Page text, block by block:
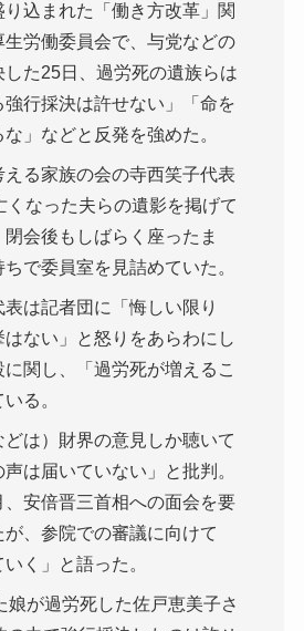
り込まれた「働き方改革」関
労働委員会で、与党などの
た25日、過労死の遺族らは
強行採決は許せない」「命を
」などと反発を強めた。
る家族の会の寺西笑子代表
くなった夫らの遺影を掲げて
会後もしばらく座ったま
で委員室を見詰めていた。
は記者団に「悔しい限り
ない」と怒りをあらわにし
関し、「過労死が増えるこ
る。
どは）財界の意見しか聴いて
は届いていない」と批判。
安倍晋三首相への面会を要
、参院での審議に向けて
いく」と語った。
娘が過労死した佐戸恵美子さ